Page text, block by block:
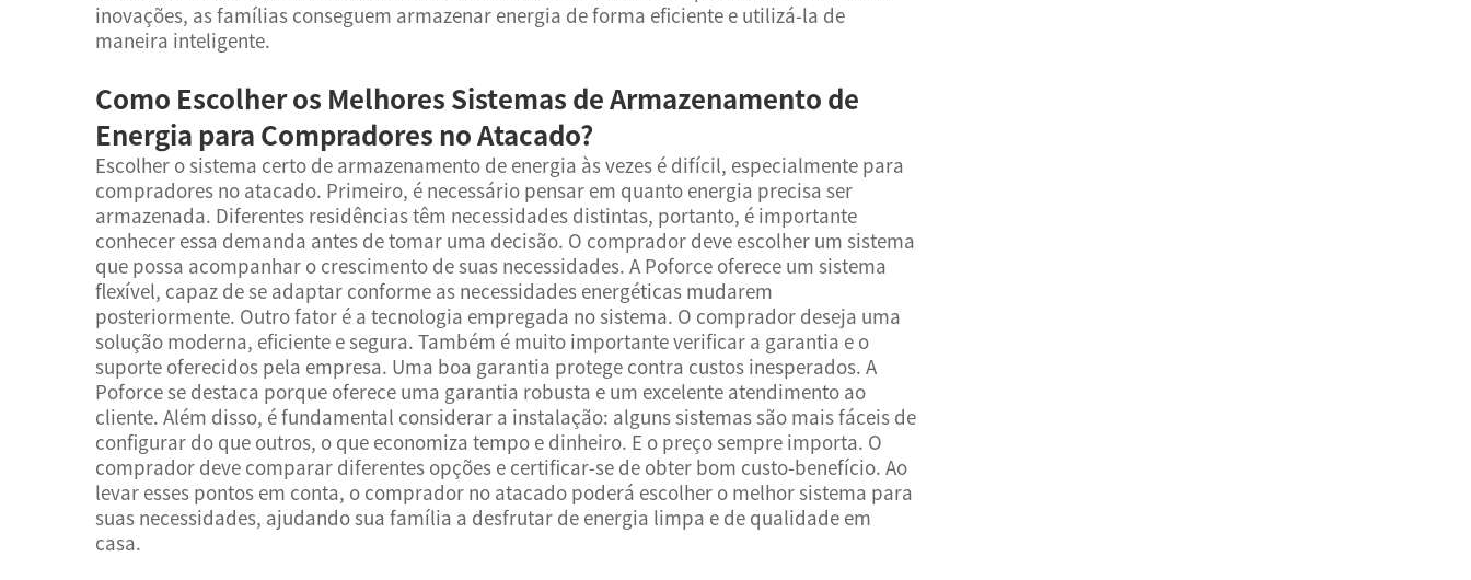
inovações, as famílias conseguem armazenar energia de forma eficiente e utilizá-la de
maneira inteligente.
Como Escolher os Melhores Sistemas de Armazenamento de
Energia para Compradores no Atacado?
Escolher o sistema certo de armazenamento de energia às vezes é difícil, especialmente para
compradores no atacado. Primeiro, é necessário pensar em quanto energia precisa ser
armazenada. Diferentes residências têm necessidades distintas, portanto, é importante
conhecer essa demanda antes de tomar uma decisão. O comprador deve escolher um sistema
que possa acompanhar o crescimento de suas necessidades. A Poforce oferece um sistema
flexível, capaz de se adaptar conforme as necessidades energéticas mudarem
posteriormente. Outro fator é a tecnologia empregada no sistema. O comprador deseja uma
solução moderna, eficiente e segura. Também é muito importante verificar a garantia e o
suporte oferecidos pela empresa. Uma boa garantia protege contra custos inesperados. A
Poforce se destaca porque oferece uma garantia robusta e um excelente atendimento ao
cliente. Além disso, é fundamental considerar a instalação: alguns sistemas são mais fáceis de
configurar do que outros, o que economiza tempo e dinheiro. E o preço sempre importa. O
comprador deve comparar diferentes opções e certificar-se de obter bom custo-benefício. Ao
levar esses pontos em conta, o comprador no atacado poderá escolher o melhor sistema para
suas necessidades, ajudando sua família a desfrutar de energia limpa e de qualidade em
casa.